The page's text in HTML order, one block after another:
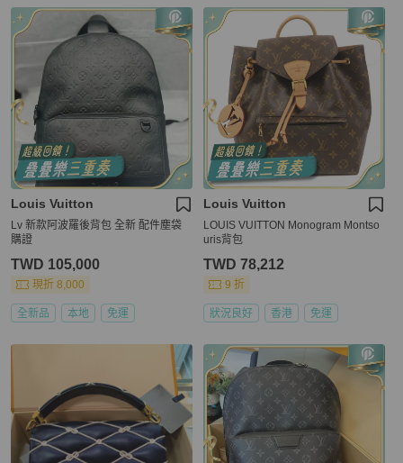
Louis Vuitton
Lv 新款阿波羅後背包 全新 配件塵袋
購證
TWD 105,000
現折 8,000
全新品 本地 免運
Louis Vuitton
LOUIS VUITTON Monogram Montso
uris背包
TWD 78,212
9 折
狀況良好 香港 免運